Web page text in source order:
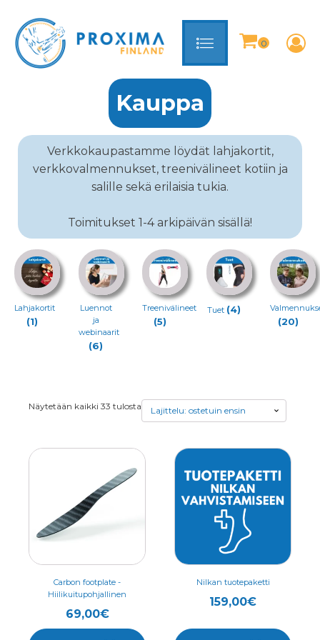
Kauppa
Verkkokaupastamme löydät lahjakortit,
verkkovalmennukset, treenivälineet kotiin ja
salille sekä erilaisia tukia.
Toimitukset 1-4 arkipäivän sisällä!
Lahjakortit
(1)
Luennot
ja
webinaarit
(6)
Treenivälineet
(5)
Tuet (4)
(20)
Näytetään kaikki 33 tulosta Suosituimmat
ensin
Carbon footplate -
Hiilikuitupohjallinen
69,00€
Tällä
useampi
muunnelma.
Voit
tehdä
valinnat
tuotteen
Nilkan tuotepaketti
159,00€
Tällä
tuotteella
useampi
muunnelma.
tehdä
valinnat
tuotteen